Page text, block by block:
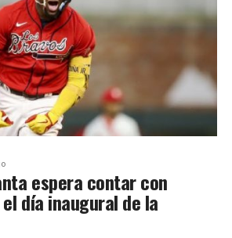
espera contar con
día inaugural de la